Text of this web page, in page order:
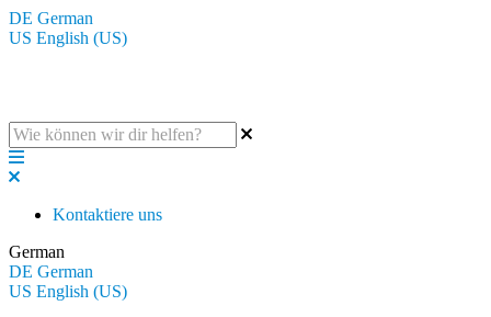
DE German
US English (US)
Kontaktiere uns
German
DE German
US English (US)